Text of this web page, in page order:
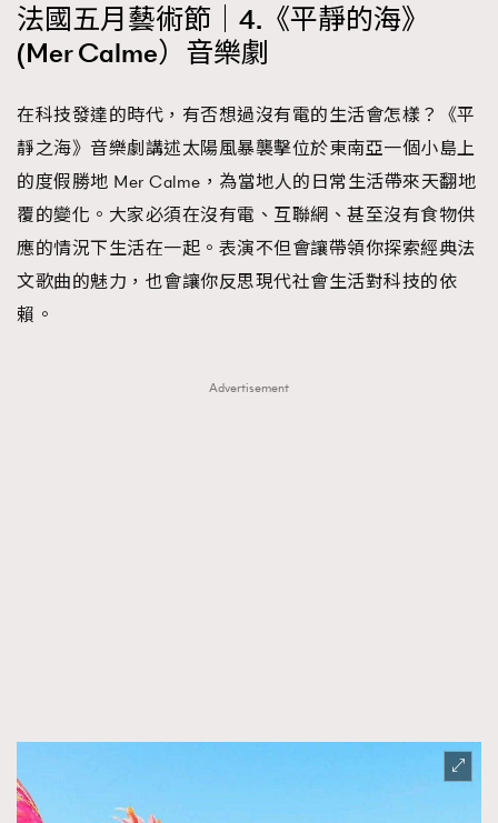
法國五月藝術節｜4.《平靜的海》
(Mer Calme）音樂劇
在科技發達的時代，有否想過沒有電的生活會怎樣？《平
靜之海》音樂劇講述太陽風暴襲擊位於東南亞一個小島上
的度假勝地 Mer Calme，為當地人的日常生活帶來天翻地
覆的變化。大家必須在沒有電、互聯網、甚至沒有食物供
應的情況下生活在一起。表演不但會讓帶領你探索經典法
文歌曲的魅力，也會讓你反思現代社會生活對科技的依
賴。
Advertisement